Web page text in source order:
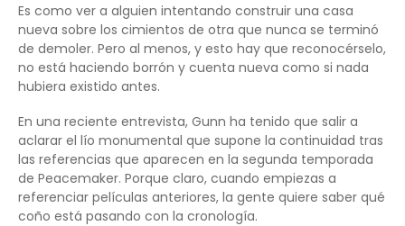
Es como ver a alguien intentando construir una casa
nueva sobre los cimientos de otra que nunca se terminó
de demoler. Pero al menos, y esto hay que reconocérselo,
no está haciendo borrón y cuenta nueva como si nada
hubiera existido antes.
En una reciente entrevista, Gunn ha tenido que salir a
aclarar el lío monumental que supone la continuidad tras
las referencias que aparecen en la segunda temporada
de Peacemaker. Porque claro, cuando empiezas a
referenciar películas anteriores, la gente quiere saber qué
coño está pasando con la cronología.